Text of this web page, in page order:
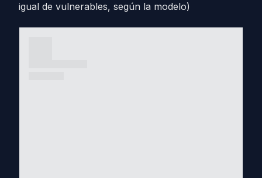
igual de vulnerables, según la modelo)